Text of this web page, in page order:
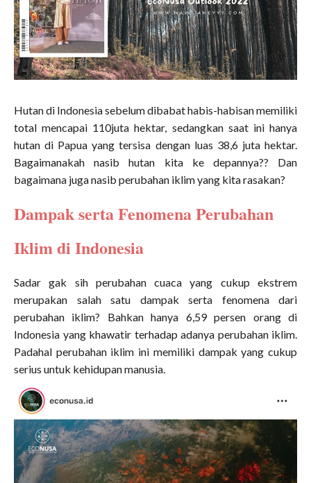
Hutan di Indonesia sebelum dibabat habis-habisan memiliki
total mencapai 110juta hektar, sedangkan saat ini hanya
hutan di Papua yang tersisa dengan luas 38,6 juta hektar.
Bagaimanakah nasib hutan kita ke depannya?? Dan
bagaimana juga nasib perubahan iklim yang kita rasakan?
Dampak serta Fenomena Perubahan
Iklim di Indonesia
Sadar gak sih perubahan cuaca yang cukup ekstrem
merupakan salah satu dampak serta fenomena dari
perubahan iklim? Bahkan hanya 6,59 persen orang di
Indonesia yang khawatir terhadap adanya perubahan iklim.
Padahal perubahan iklim ini memiliki dampak yang cukup
serius untuk kehidupan manusia.